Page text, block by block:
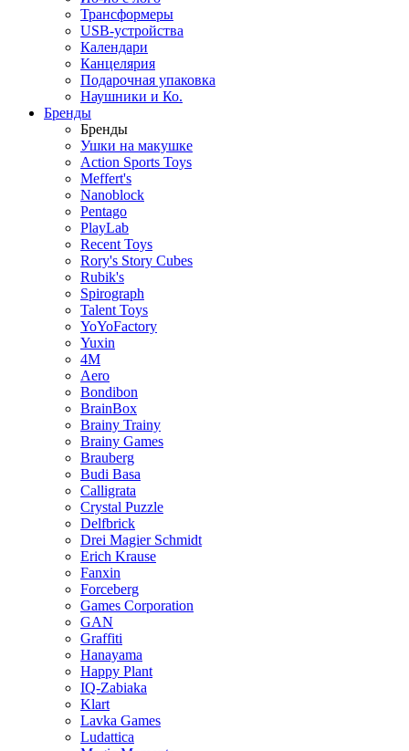
Трансформеры
USB-устройства
Календари
Канцелярия
Подарочная упаковка
Наушники и Ко.
Бренды
Бренды
Ушки на макушке
Action Sports Toys
Meffert's
Nanoblock
Pentago
PlayLab
Recent Toys
Rory's Story Cubes
Rubik's
Spirograph
Talent Toys
YoYoFactory
Yuxin
4M
Aero
Bondibon
BrainBox
Brainy Trainy
Brainy Games
Brauberg
Budi Basa
Calligrata
Crystal Puzzle
Delfbrick
Drei Magier Schmidt
Erich Krause
Fanxin
Forceberg
Games Corporation
GAN
Graffiti
Hanayama
Happy Plant
IQ-Zabiaka
Klart
Lavka Games
Ludattica